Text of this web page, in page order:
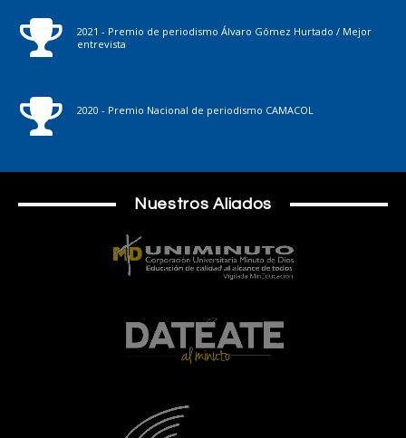
2021 - Premio de periodismo Álvaro Gómez Hurtado / Mejor
entrevista
2020 - Premio Nacional de periodismo CAMACOL
Nuestros Aliados